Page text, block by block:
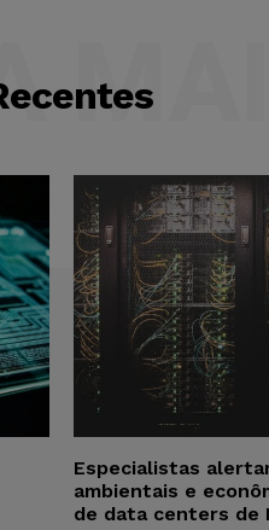
Especialistas
ambientais e
de data centers de